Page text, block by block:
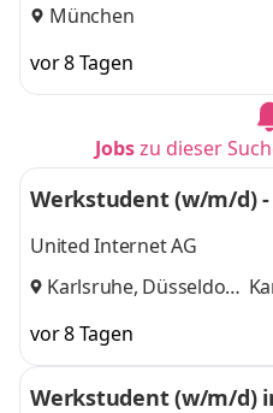
München
vor 8 Tagen
Jobszu dieser
Werkstudent (w/m/d)
United Internet AG
Karlsruhe, Düsseldorf
vor 8 Tagen
Werkstudent (w/m/d)